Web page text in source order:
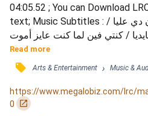
04:05.52 ; You can Download
text; Music Subtitles : كنتي فين لما داقت الحيطان دي عليا /
/ كنتي فين لما كنت عايز أموت
مبسوط / طيب  ايه ايه اللي فكرك
عارف ان انتي مادية بس مش
/ كل واحد من الطريق / المهم
Read more
󰓹 Arts & Entertainment › Music &
https://www.megalobiz.com/lrc/
0
󰏌